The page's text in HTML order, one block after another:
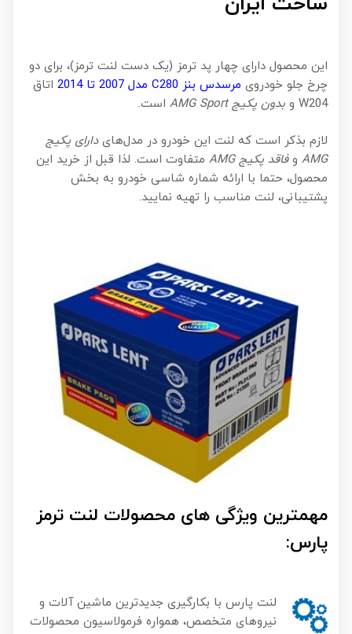
این محصول دارای چهار پد ترمز (یک دست لنت ترمز)، برای دو
چرخ جلو خودروی مرسدس بنز C280 مدل 2007 تا 2014
اتاق
W204 و
بدون پکیج AMG Sport است.
لازم بذکر است که لنت این خودرو در مدل‌هایدارای پکیج
AMG وفاقد پکیج AMG
متفاوت است. لذا قبل از خرید این
محصول، حتما با ارائه شماره شاسی خودرو به بخش
پشتیبانی، لنت مناسب را تهیه نمایید.
مهمترین ویژگی های محصولات لنت ترمز
پارس:
لنت پارس با بکارگیری جدیدترین ماشین آلات و
نیروهای متخصص، همواره فرمولاسیون محصولات